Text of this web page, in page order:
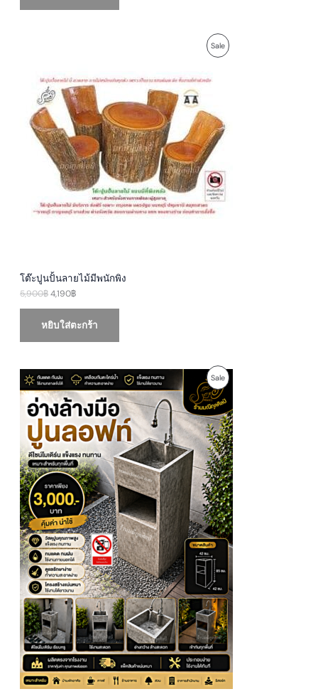
SaleP
O
โต๊ะปูนปั้นลายไม้มีพนักพิง
5,900฿
i
n
a
l
p
r
i
c
s
:
฿
4,190฿
e
n
t
p
r
i
c
e
i
s
:
4
,
หยิบใส่ตะกร้า
SaleP
R
O
D
U
C
T
O
A
L
E
O
r
i
g
i
a
p
r
c
e
w
a
s
:
3
,
9
0
0
฿
.
C
u
r
r
e
n
t
r
i
c
e
i
s
:
2
,
7
0
0
฿
.